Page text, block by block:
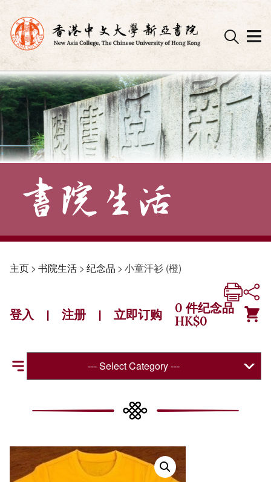
Skip
to
content
主页> 书院生活 > 纪念品 > 小童汗衫 (橙)
登入 | 注册 | 立即订购 0 件纪念品
HK$0
--- Select Category ---